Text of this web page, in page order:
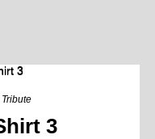
Tribute
3